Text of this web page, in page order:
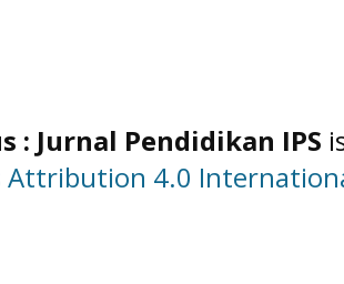
: Jurnal Pendidikan IPS
Attribution 4.0